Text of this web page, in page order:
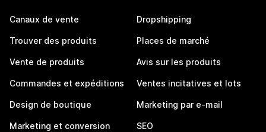
Canaux de vente
Trouver des produits
Vente de produits
Commandes et expéditions
Design de boutique
Marketing et conversion
Dropshipping
Places de marché
Avis sur les produits
Ventes incitatives et lots
Marketing par e-mail
SEO